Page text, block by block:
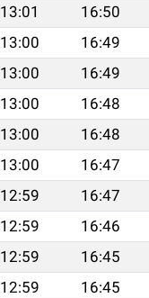
13:01 16:50
13:00 16:49
13:00 16:49
13:00 16:48
13:00 16:48
13:00 16:47
12:59 16:47
12:59 16:46
12:59 16:45
12:59 16:45